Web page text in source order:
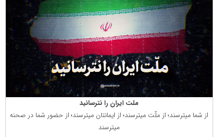
ملت ایران را نترسانید
از شما میترسند؛ از ملّت میترسند؛ از ایمانتان میترسند؛ از حضور شما در صحنه
میترسند